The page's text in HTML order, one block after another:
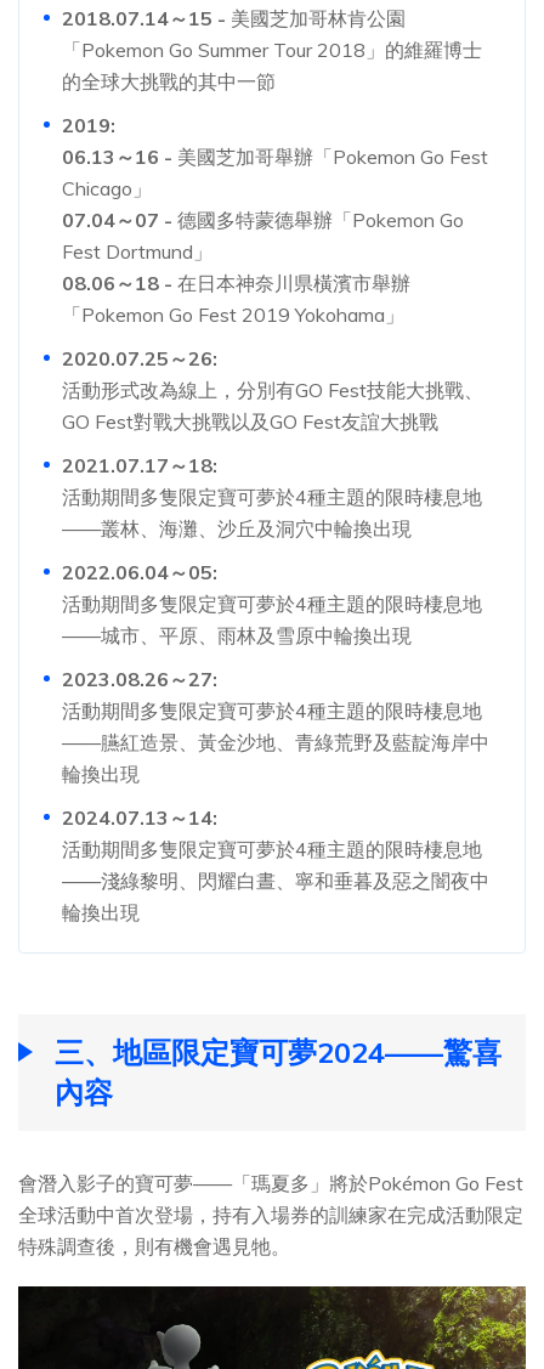
2018.07.14～15 - 美國芝加哥林肯公園
「Pokemon Go Summer Tour 2018」的維羅博士
的全球大挑戰的其中一節
2019:
06.13～16 - 美國芝加哥舉辦「Pokemon Go Fest
Chicago」
07.04～07 - 德國多特蒙德舉辦「Pokemon Go
Fest Dortmund」
08.06～18 - 在日本神奈川県橫濱市舉辦
「Pokemon Go Fest 2019 Yokohama」
2020.07.25～26:
活動形式改為線上，分別有GO Fest技能大挑戰、
GO Fest對戰大挑戰以及GO Fest友誼大挑戰
2021.07.17～18:
活動期間多隻限定寶可夢於4種主題的限時棲息地
——叢林、海灘、沙丘及洞穴中輪換出現
2022.06.04～05:
活動期間多隻限定寶可夢於4種主題的限時棲息地
——城市、平原、雨林及雪原中輪換出現
2023.08.26～27:
活動期間多隻限定寶可夢於4種主題的限時棲息地
——臙紅造景、黃金沙地、青綠荒野及藍靛海岸中
輪換出現
2024.07.13～14:
活動期間多隻限定寶可夢於4種主題的限時棲息地
——淺綠黎明、閃耀白晝、寧和垂暮及惡之闇夜中
輪換出現
三、地區限定寶可夢2024——驚喜
內容
會潛入影子的寶可夢——「瑪夏多」將於Pokémon Go Fest
全球活動中首次登場，持有入場券的訓練家在完成活動限定
特殊調查後，則有機會遇見牠。